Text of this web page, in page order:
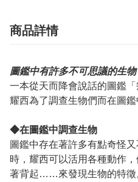
商品詳情
圖鑑中有許多不可思議的生物
一本從天而降會說話的圖鑑
耀西為了調查生物們而在圖鑑
◆在圖鑑中調查生物
圖鑑中存在著許多有點奇怪
時，耀西可以活用各種動作
著背起……來發現生物的特徵